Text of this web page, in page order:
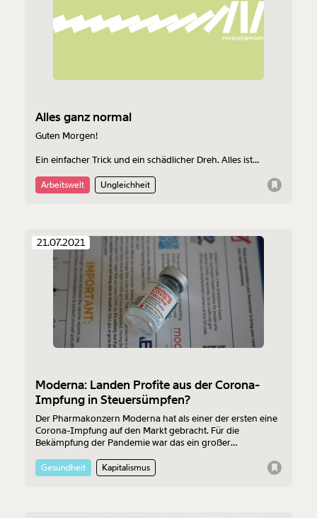
Alles ganz normal
Guten Morgen!
Ein einfacher Trick und ein schädlicher Dreh. Alles ist
Schaffer.
Arbeitswelt Ungleichheit
21.07.2021
Moderna: Landen Profite aus der Corona-
Impfung in Steuersümpfen?
Der Pharmakonzern Moderna hat als einer der ersten eine
Corona-Impfung auf den Markt gebracht. Für die
Bekämpfung der Pandemie war das ein großer
konfrontiert. Es soll seine Gewinne in
Steuersümpfe verschieben. Dabei wurde die Impfung mit
Gesundheit Kapitalismus